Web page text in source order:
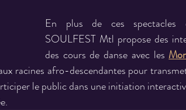
En plus de ces spectacles
SOULFEST Mtl propose des
des cours de danse avec les
racines afro-descendantes pour
le public dans une initiation